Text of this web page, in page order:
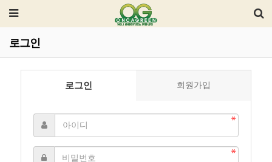
로그인
로그인 회원가입